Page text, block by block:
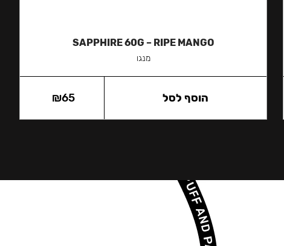
SAPPHIRE 60G – RIPE MANGO
מנגו
₪65 הוסף לסל